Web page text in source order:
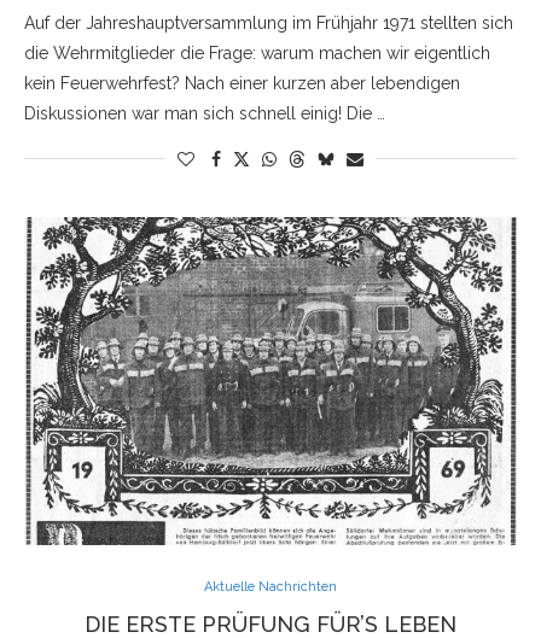
Auf der Jahreshauptversammlung im Frühjahr 1971 stellten sich
die Wehrmitglieder die Frage: warum machen wir eigentlich
kein Feuerwehrfest? Nach einer kurzen aber lebendigen
Diskussionen war man sich schnell einig! Die …
Aktuelle Nachrichten
DIE ERSTE PRÜFUNG FÜR’S LEBEN